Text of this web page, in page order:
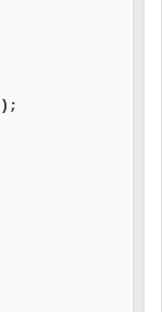
);